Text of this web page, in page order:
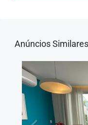
Anúncios Similares